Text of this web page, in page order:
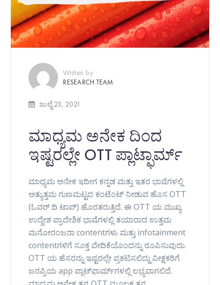
Written by
RESEARCH TEAM
ಜುಲೈ 23, 2021
ಮಾಧ್ಯಮ ಅನೇಕ ದಿಂದ
ಇಷ್ಟರಲ್ಲೇ OTT ಪ್ಲಾಟ್ಫಾರ್ಮ್
ಮಾಧ್ಯಮ ಅನೇಕ ಇದೀಗ ಕನ್ನಡ ಮತ್ತು ಇತರ ಭಾಷೆಗಳಲ್ಲಿ
ಅತ್ಯುತ್ತಮ ಗುಣಮಟ್ಟದ ಕಂಟೆಂಟ್ ನೀಡುವ ಹೊಸ OTT
(ಓವರ್ ದಿ ಟಾಪ್) ಹೊರತರುತ್ತಿದೆ. ಈ OTT ಯ ಮುಖ್ಯ
ಉದ್ದೇಶ ಪ್ರಾದೇಶಿಕ ಭಾಷೆಗಳಲ್ಲಿ ತಯಾರಾದ ಉತ್ತಮ
ಮನೋರಂಜನಾ contentಗಳು ಮತ್ತು infotainment
contentಗಳಿಗೆ ಸೂಕ್ತ ವೇದಿಕೆಯೊಂದನ್ನು ರೂಪಿಸುವುದು.
OTT ಯ ಹೆಸರನ್ನು ಇಷ್ಟರಲ್ಲೇ ಪ್ರಕಟಿಸಲಿದ್ದು ವೀಕ್ಷಕರಿಗೆ
ಜನಪ್ರಿಯ app ಪ್ಲಾಟ್‌ಫಾರ್ಮ್‌ಗಳಲ್ಲಿ ಲಭ್ಯವಾಗಲಿದೆ.